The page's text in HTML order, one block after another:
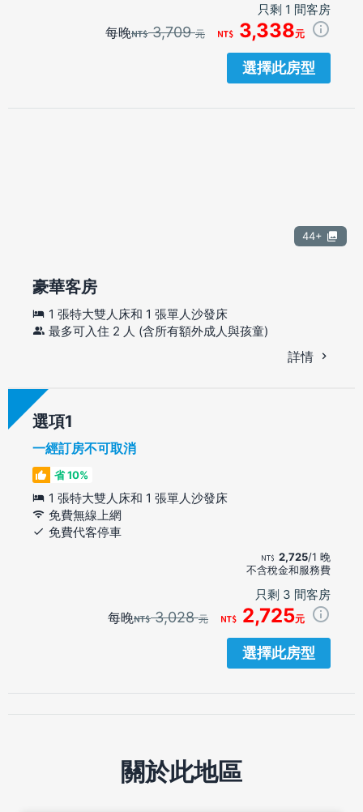
只剩 1 間客房
每晚 3,709元 3,338元
選擇此房型
44+
豪華客房
1 張特大雙人床和 1 張單人沙發床
最多可入住 2 人 (含所有額外成人與孩童)
詳情
選項
一經訂房不可取消
省 10%
1 張特大雙人床和 1 張單人沙發床
免費無線上網
免費代客停車
2,725/1 晚
不含稅金和服務費
只剩 3 間客房
每晚 3,028元 2,725元
選擇此房型
關於此地區